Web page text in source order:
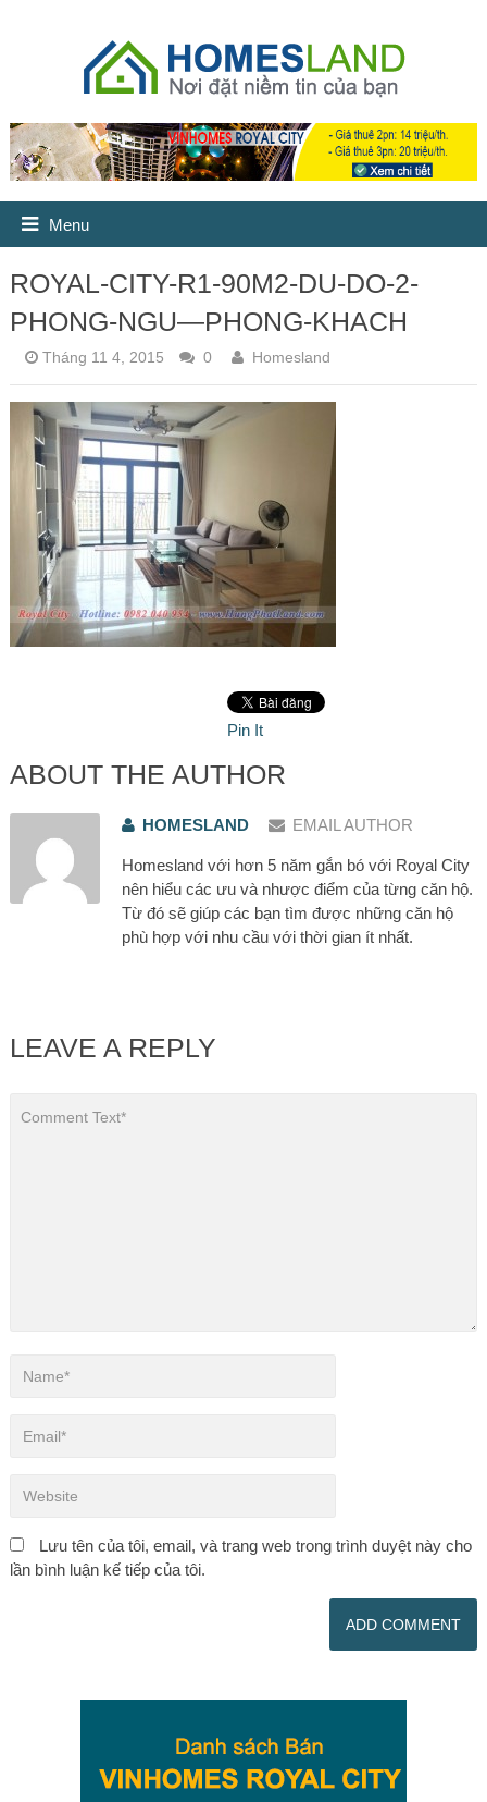
Menu
ROYAL-CITY-R1-90M2-DU-DO-2-
PHONG-NGU—PHONG-KHACH
Tháng 11 4, 2015 0 Homesland
Pin It
ABOUT THE AUTHOR
HOMESLAND EMAIL AUTHOR
Homesland với hơn 5 năm gắn bó với Royal City
nên hiểu các ưu và nhược điểm của từng căn hộ.
Từ đó sẽ giúp các bạn tìm được những căn hộ
phù hợp với nhu cầu với thời gian ít nhất.
LEAVE A REPLY
Lưu tên của tôi, email, và trang web trong trình duyệt này cho
lần bình luận kế tiếp của tôi.